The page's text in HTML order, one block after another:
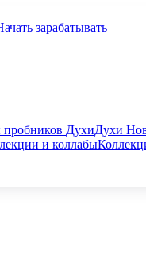
зарабатывать
ДухиДухи
и коллабы